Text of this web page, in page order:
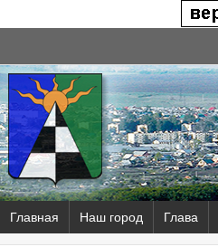
Главная Наш город Глава